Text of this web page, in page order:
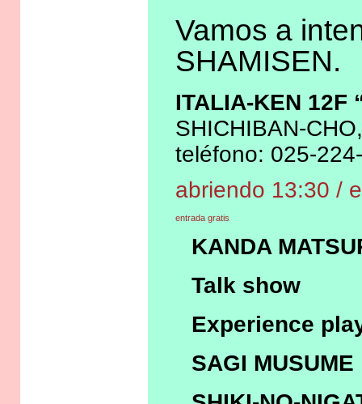
Vamos a
SHAMISEN.
ITALIA-KEN 12F
SHICHIBAN-
teléfono: 025-
abriendo 13:30 /
entrada gratis
KANDA
Talk show
Experience
SAGI MUSUME